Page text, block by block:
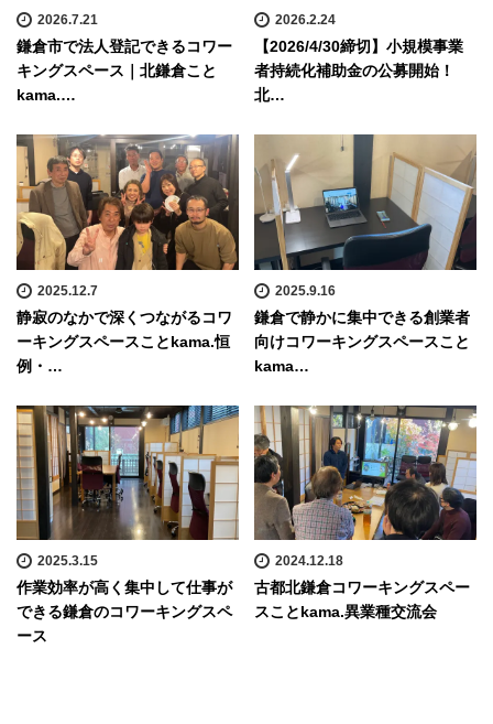
2026.7.21
鎌倉市で法人登記できるコワー
キングスペース｜北鎌倉こと
kama.…
2026.2.24
【2026/4/30締切】小規模事業
者持続化補助金の公募開始！
北…
2025.12.7
静寂のなかで深くつながるコワ
ーキングスペースことkama.恒
例・…
2025.9.16
鎌倉で静かに集中できる創業者
向けコワーキングスペースこと
kama…
2025.3.15
作業効率が高く集中して仕事が
できる鎌倉のコワーキングスペ
ース
2024.12.18
古都北鎌倉コワーキングスペー
スことkama.異業種交流会